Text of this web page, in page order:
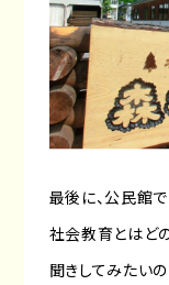
最後に、公民館
社会教育とはど
聞きしてみたいの